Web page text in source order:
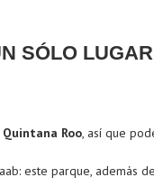
SÓLO LUGAR
Quintana Roo, así que
este parque,